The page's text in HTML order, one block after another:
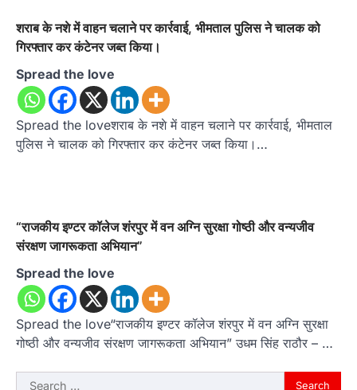
शराब के नशे में वाहन चलाने पर कार्रवाई, भीमताल पुलिस ने चालक को
गिरफ्तार कर कंटेनर जब्त किया।
Spread the love
Spread the loveशराब के नशे में वाहन चलाने पर कार्रवाई, भीमताल
पुलिस ने चालक को गिरफ्तार कर कंटेनर जब्त किया।…
“राजकीय इण्टर कॉलेज शंरपुर में वन अग्नि सुरक्षा गोष्ठी और वन्यजीव
संरक्षण जागरूकता अभियान”
Spread the love
Spread the love“राजकीय इण्टर कॉलेज शंरपुर में वन अग्नि सुरक्षा
गोष्ठी और वन्यजीव संरक्षण जागरूकता अभियान” उधम सिंह राठौर – …
Search